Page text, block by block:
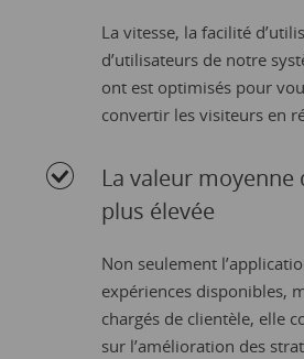
La vitesse, la facilité
d’utilisateurs de notre
ont est optimisés pour
convertir les visiteurs en
La valeur moyenne
plus élevée
Non seulement
expériences disponibles,
chargés de clientèle, elle
sur l’amélioration des